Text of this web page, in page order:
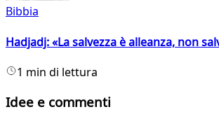
Bibbia
Hadjadj: «La salvezza è alleanza, non
1 min di lettura
Idee e commenti